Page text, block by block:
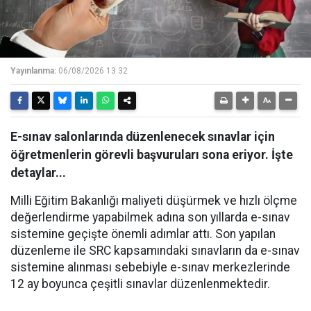
Yayınlanma: 06/08/2026 13:32
E-sınav salonlarında düzenlenecek sınavlar için
öğretmenlerin görevli başvuruları sona eriyor. İşte
detaylar...
Milli Eğitim Bakanlığı maliyeti düşürmek ve hızlı ölçme
değerlendirme yapabilmek adına son yıllarda e-sınav
sistemine geçişte önemli adımlar attı. Son yapılan
düzenleme ile SRC kapsamındaki sınavların da e-sınav
sistemine alınması sebebiyle e-sınav merkezlerinde
12 ay boyunca çeşitli sınavlar düzenlenmektedir.